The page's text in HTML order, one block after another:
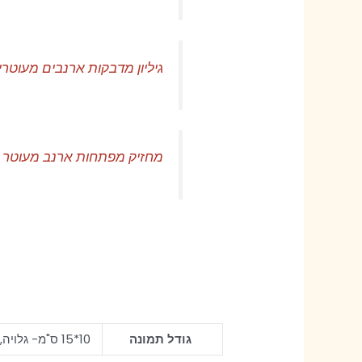
גיליון מדבקות ארנבים
מחזיק מפתחות ארנב מעוטר
גודל תמונה 10*15 ס"מ- גלויה, 15*21 ס"מ, 21*30 ס"מ- A4, 30*40 ס"מ